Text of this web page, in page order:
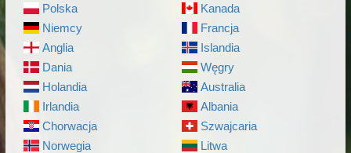
Polska
Niemcy
Anglia
Dania
Holandia
Irlandia
Chorwacja
Norwegia
Kanada
Francja
Islandia
Węgry
Australia
Albania
Szwajcaria
Litwa